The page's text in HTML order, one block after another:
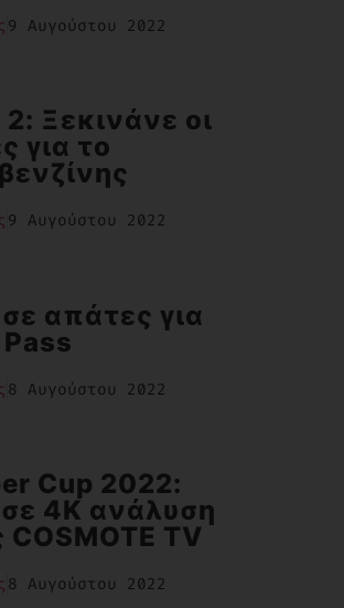
9 Αυγούστου 2022
Ξεκινάνε οι
για το
9 Αυγούστου 2022
απάτες για
8 Αυγούστου 2022
Cup 2022:
4K ανάλυση
TV
8 Αυγούστου 2022